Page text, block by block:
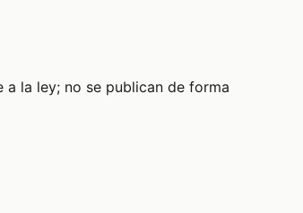
la ley; no se publican de forma